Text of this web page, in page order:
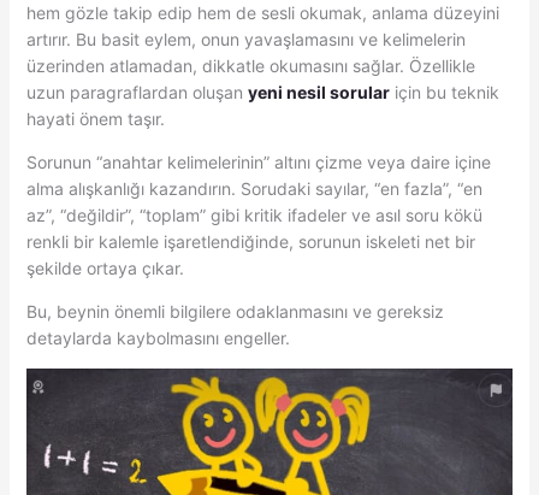
hem gözle takip edip hem de sesli okumak, anlama düzeyini
artırır. Bu basit eylem, onun yavaşlamasını ve kelimelerin
üzerinden atlamadan, dikkatle okumasını sağlar. Özellikle
uzun paragraflardan oluşan yeni nesil sorulariçin bu teknik
hayati önem taşır.
Sorunun “anahtar kelimelerinin” altını çizme veya daire içine
alma alışkanlığı kazandırın. Sorudaki sayılar, “en fazla”, “en
az”, “değildir”, “toplam” gibi kritik ifadeler ve asıl soru kökü
renkli bir kalemle işaretlendiğinde, sorunun iskeleti net bir
şekilde ortaya çıkar.
Bu, beynin önemli bilgilere odaklanmasını ve gereksiz
detaylarda kaybolmasını engeller.